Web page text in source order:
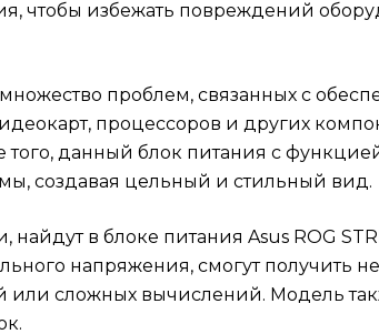
Модель также подойдет для энтузиастов,
питание вашего игрового компьютера
системно и обеспечьте стабильную работу
всех компонентов с помощью блока питания
Asus ROG STRIX 1200W Gold Aura Edition.
чтобы избежать повреждений
проблем, связанных с
процессоров и других
данный блок питания с
создавая цельный и стильный вид.
в блоке питания Asus ROG
напряжения, смогут получить
сложных вычислений. Модель